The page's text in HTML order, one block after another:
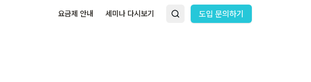
요금제 안내 세미나 다시보기 도입 문의하기